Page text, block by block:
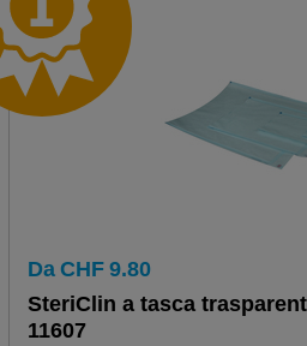
Da CHF 9.80
SteriClin a tasca
11607